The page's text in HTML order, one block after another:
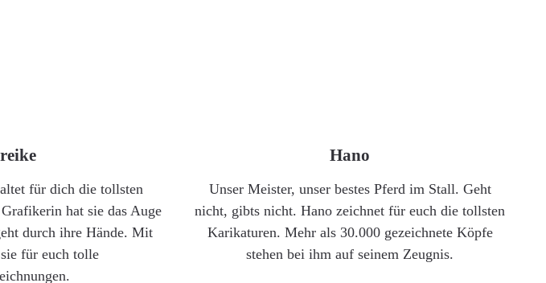
für dich die tollsten
hat sie das Auge
durch ihre Hände. Mit
für euch tolle
Hano
Unser Meister, unser bestes Pferd im Stall. Geht
nicht, gibts nicht. Hano zeichnet für euch die tollsten
Karikaturen. Mehr als 30.000 gezeichnete Köpfe
stehen bei ihm auf seinem Zeugnis.